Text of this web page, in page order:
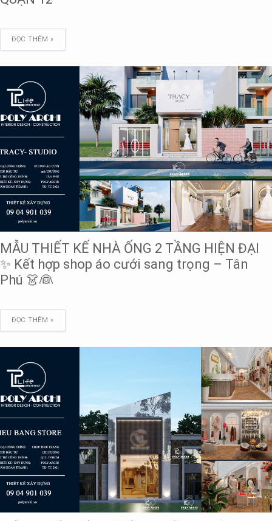
ĐỌC THÊM »
MẪU THIẾT KẾ NHÀ ỐNG 2 TẦNG HIỆN ĐẠI
✨ Kết hợp shop áo cưới sang trọng – Tân
Phú 👗👰
ĐỌC THÊM »